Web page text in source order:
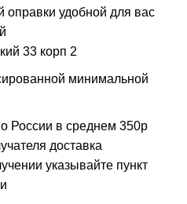
оправки удобной для вас
33 корп 2
минимальной
России в среднем 350р
доставка
указывайте пункт